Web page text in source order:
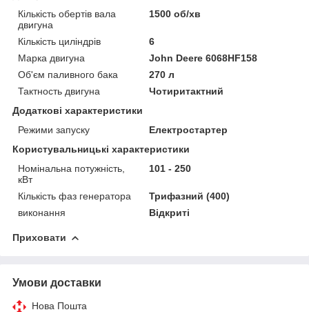
Кількість обертів вала
двигуна
1500 об/хв
Кількість циліндрів
6
Марка двигуна
John Deere 6068HF158
Об'єм паливного бака
270 л
Тактность двигуна
Чотиритактний
Додаткові характеристики
Режими запуску
Електростартер
Користувальницькі характеристики
Номінальна потужність,
кВт
101 - 250
Кількість фаз генератора
Трифазний (400)
виконання
Відкриті
Приховати
Умови доставки
Нова Пошта